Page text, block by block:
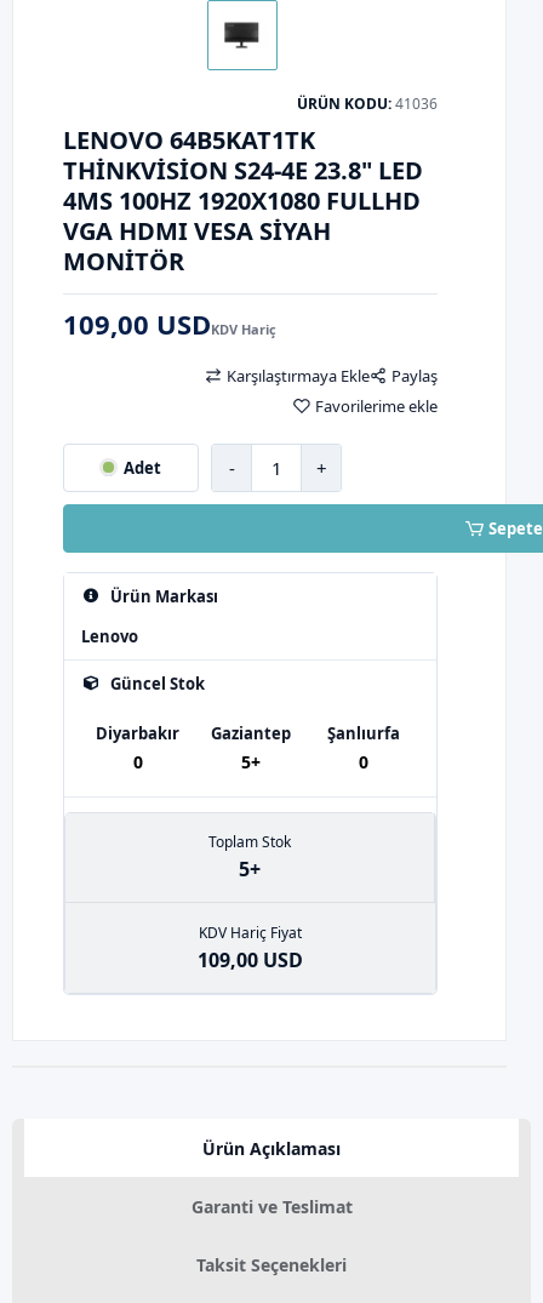
ÜRÜN KODU:41036
LENOVO 64B5KAT1TK
THINKVISION S24-4E 23.8" LED
4MS 100HZ 1920X1080 FULLHD
VGA HDMI VESA SIYAH
MONITÖR
109,00 USDKDV Hariç
Ürün Markası
Lenovo
Güncel Stok
Diyarbakır
0
Gaziantep
5+
Şanlıurfa
0
Toplam Stok
5+
KDV Hariç Fiyat
109,00 USD
Karşılaştırmaya Ekle
Paylaş
Favorilerime ekle
Adet - +
Ürün Açıklaması
Garanti ve Teslimat
Taksit Seçenekleri